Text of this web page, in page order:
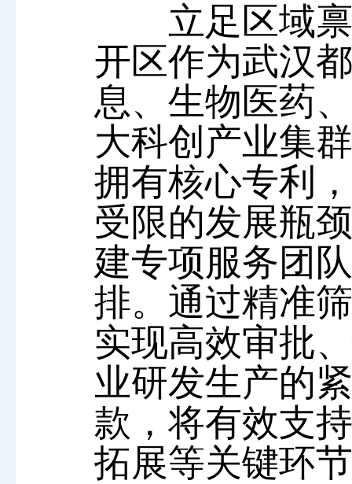
立足区域禀
开区作为武汉
息、生物医药
大科创产业集
拥有核心专利
受限的发展瓶
建专项服务团
排。通过精准
实现高效审批
业研发生产的
款，将有效支
拓展等关键环